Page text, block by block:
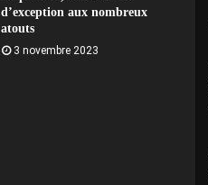
d’exception aux nombreux
atouts
3 novembre 2023